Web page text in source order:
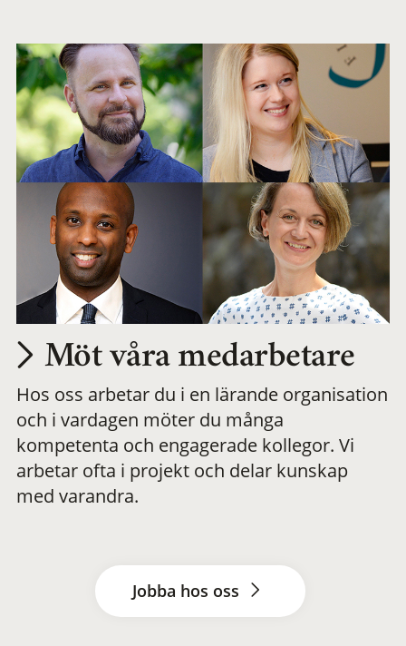
Möt våra medarbetare
Hos oss arbetar du i en lärande organisation
och i vardagen möter du många
kompetenta och engagerade kollegor. Vi
arbetar ofta i projekt och delar kunskap
med varandra.
Jobba hos oss